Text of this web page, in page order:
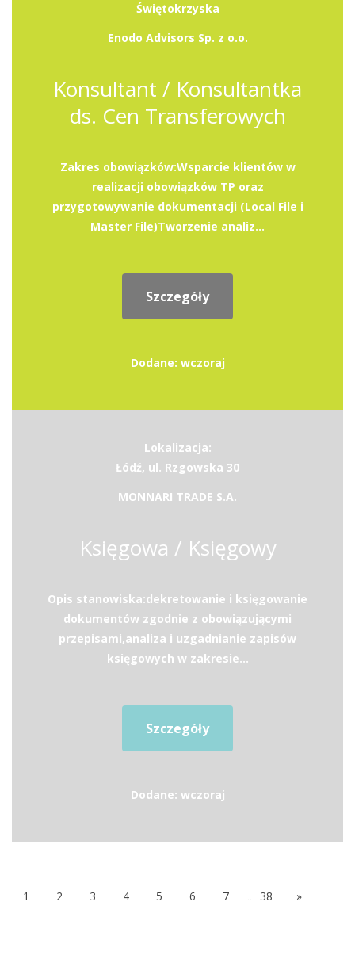
Świętokrzyska
Enodo Advisors Sp. z o.o.
Konsultant / Konsultantka
ds. Cen Transferowych
Zakres obowiązków:Wsparcie klientów w
realizacji obowiązków TP oraz
przygotowywanie dokumentacji (Local File i
Master File)Tworzenie analiz...
Szczegóły
Dodane: wczoraj
Lokalizacja:
Łódź, ul. Rzgowska 30
MONNARI TRADE S.A.
Księgowa / Księgowy
Opis stanowiska:dekretowanie i księgowanie
dokumentów zgodnie z obowiązującymi
przepisami,analiza i uzgadnianie zapisów
księgowych w zakresie...
Szczegóły
Dodane: wczoraj
1 2 3 4 5 6 7 ... 38 »